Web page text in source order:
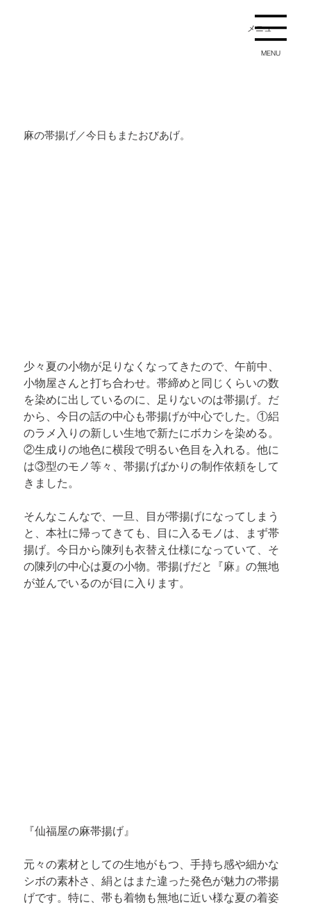
メニュー
MENU
麻の帯揚げ／今日もまたおびあげ。
少々夏の小物が足りなくなってきたので、午前中、
小物屋さんと打ち合わせ。帯締めと同じくらいの数
を染めに出しているのに、足りないのは帯揚げ。だ
から、今日の話の中心も帯揚げが中心でした。①絽
のラメ入りの新しい生地で新たにボカシを染める。
②生成りの地色に横段で明るい色目を入れる。他に
は③型のモノ等々、帯揚げばかりの制作依頼をして
きました。
そんなこんなで、一旦、目が帯揚げになってしまう
と、本社に帰ってきても、目に入るモノは、まず帯
揚げ。今日から陳列も衣替え仕様になっていて、そ
の陳列の中心は夏の小物。帯揚げだと『麻』の無地
が並んでいるのが目に入ります。
『仙福屋の麻帯揚げ 』
元々の素材としての生地がもつ、手持ち感や細かな
シボの素朴さ、絹とはまた違った発色が魅力の帯揚
げです。特に、帯も着物も無地に近い様な夏の着姿